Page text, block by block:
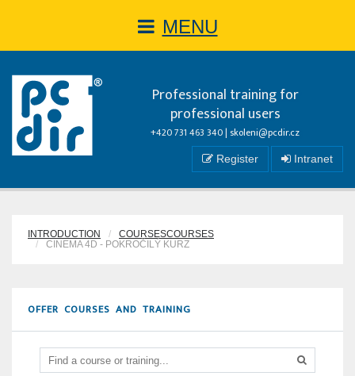
MENU
Professional training for
professional users
+420 731 463 340 | skoleni@pcdir.cz
Register Intranet
INTRODUCTION
COURSESCOURSES
CINEMA 4D - POKROČILÝ KURZ
OFFER COURSES AND TRAINING